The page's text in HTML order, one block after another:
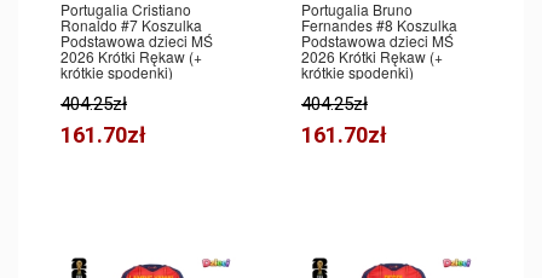
Portugalia Cristiano
Ronaldo #7 Koszulka
Podstawowa dzieci MŚ
2026 Krótki Rękaw (+
krótkie spodenki)
404.25zł
161.70zł
Portugalia Bruno
Fernandes #8 Koszulka
Podstawowa dzieci MŚ
2026 Krótki Rękaw (+
krótkie spodenki)
404.25zł
161.70zł